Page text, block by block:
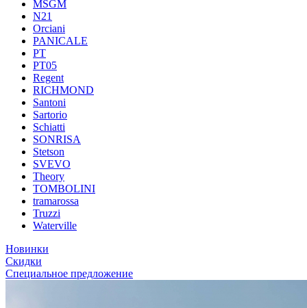
MSGM
N21
Orciani
PANICALE
PT
PT05
Regent
RICHMOND
Santoni
Sartorio
Schiatti
SONRISA
Stetson
SVEVO
Theory
TOMBOLINI
tramarossa
Truzzi
Waterville
Новинки
Скидки
Специальное предложение